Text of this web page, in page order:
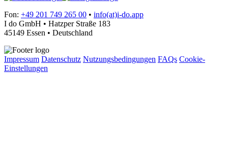
Fon: +49 201 749 265 00 • info(at)i-do.app
I do GmbH • Hatzper Straße 183
45149 Essen • Deutschland
Impressum Datenschutz Nutzungsbedingungen FAQs Cookie-
Einstellungen